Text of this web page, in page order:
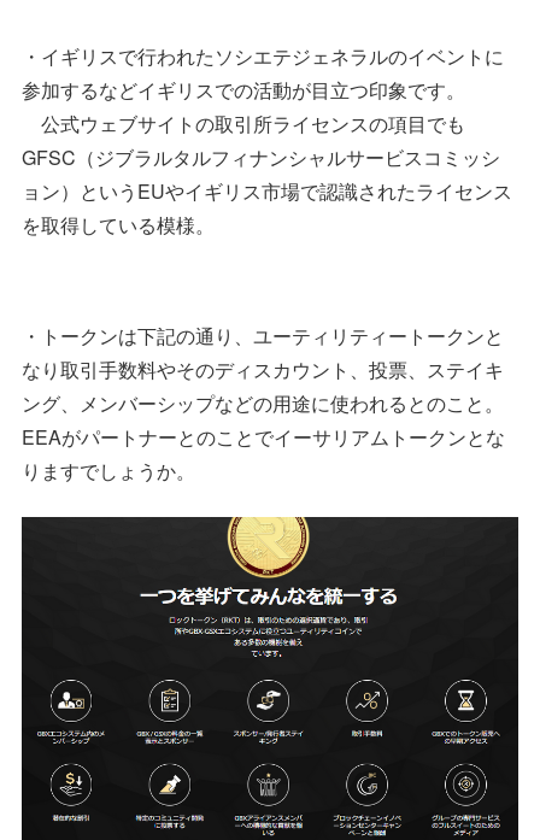
・イギリスで行われたソシエテジェネラルのイベントに
参加するなどイギリスでの活動が目立つ印象です。
公式ウェブサイトの取引所ライセンスの項目でも
GFSC（ジブラルタルフィナンシャルサービスコミッシ
ョン）というEUやイギリス市場で認識されたライセンス
を取得している模様。
・トークンは下記の通り、ユーティリティートークンと
なり取引手数料やそのディスカウント、投票、ステイキ
ング、メンバーシップなどの用途に使われるとのこと。
EEAがパートナーとのことでイーサリアムトークンとな
りますでしょうか。